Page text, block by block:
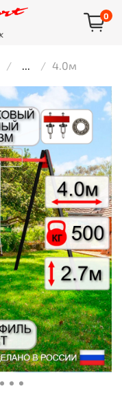
0
... 4.0м